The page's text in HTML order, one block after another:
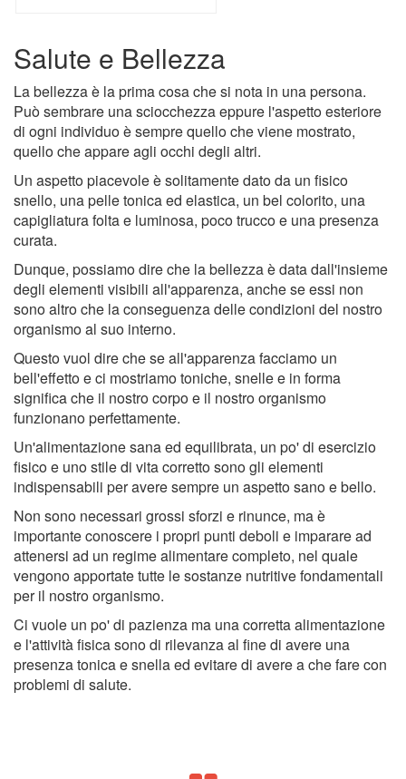
Salute e Bellezza
La bellezza è la prima cosa che si nota in una persona.
Può sembrare una sciocchezza eppure l'aspetto esteriore
di ogni individuo è sempre quello che viene mostrato,
quello che appare agli occhi degli altri.
Un aspetto piacevole è solitamente dato da un fisico
snello, una pelle tonica ed elastica, un bel colorito, una
capigliatura folta e luminosa, poco trucco e una presenza
curata.
Dunque, possiamo dire che la bellezza è data dall'insieme
degli elementi visibili all'apparenza, anche se essi non
sono altro che la conseguenza delle condizioni del nostro
organismo al suo interno.
Questo vuol dire che se all'apparenza facciamo un
bell'effetto e ci mostriamo toniche, snelle e in forma
significa che il nostro corpo e il nostro organismo
funzionano perfettamente.
Un'alimentazione sana ed equilibrata, un po' di esercizio
fisico e uno stile di vita corretto sono gli elementi
indispensabili per avere sempre un aspetto sano e bello.
Non sono necessari grossi sforzi e rinunce, ma è
importante conoscere i propri punti deboli e imparare ad
attenersi ad un regime alimentare completo, nel quale
vengono apportate tutte le sostanze nutritive fondamentali
per il nostro organismo.
Ci vuole un po' di pazienza ma una corretta alimentazione
e l'attività fisica sono di rilevanza al fine di avere una
presenza tonica e snella ed evitare di avere a che fare con
problemi di salute.